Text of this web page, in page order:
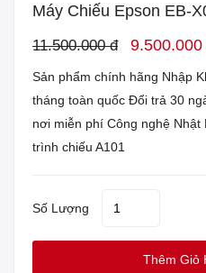
Máy Chiếu Epson EB-
11.500.000 đ 9.500.000
Sản phẩm chính hãng Nhập
tháng toàn quốc Đổi trả 30
nơi miễn phí Công nghệ
trình chiếu A101
Số Lượng
Thêm Giỏ